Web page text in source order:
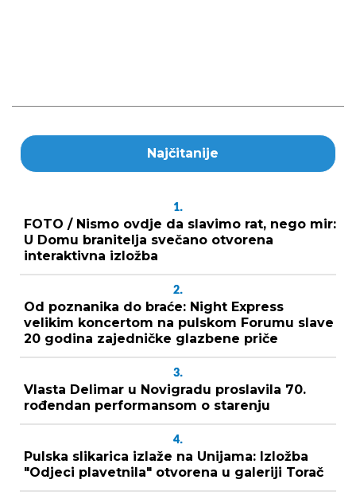
Najčitanije
1.
FOTO / Nismo ovdje da slavimo rat, nego mir:
U Domu branitelja svečano otvorena
interaktivna izložba
2.
Od poznanika do braće: Night Express
velikim koncertom na pulskom Forumu slave
20 godina zajedničke glazbene priče
3.
Vlasta Delimar u Novigradu proslavila 70.
rođendan performansom o starenju
4.
Pulska slikarica izlaže na Unijama: Izložba
"Odjeci plavetnila" otvorena u galeriji Torač